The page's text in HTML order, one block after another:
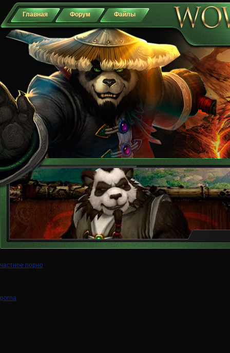
Главная Форум Файлы
частное порно
porna